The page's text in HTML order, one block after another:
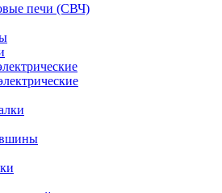
печи (СВЧ)